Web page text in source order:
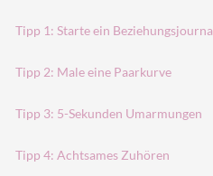
Tipp 1: Starte ein
Tipp 2: Male eine Paarkurve
Tipp 3: 5-Sekunden Umarmungen
Tipp 4: Achtsames Zuhören